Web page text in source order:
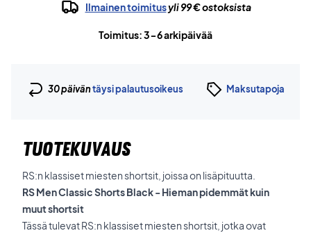
Ilmainen toimitusyli 99 € ostoksista
Toimitus: 3-6 arkipäivää
30 päiväntäysi palautusoikeus Maksutapoja
TUOTEKUVAUS
RS:n klassiset miesten shortsit, joissa on lisäpituutta.
RS Men Classic Shorts Black - Hieman pidemmät kuin
muut shortsit
Tässä tulevat RS:n klassiset miesten shortsit, jotka ovat